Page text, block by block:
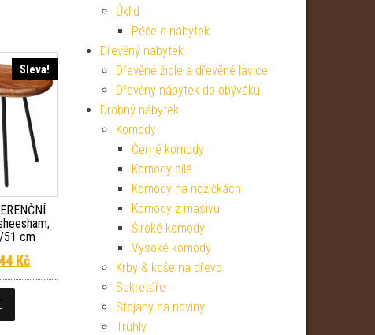
Sleva!
51 cm
cena byla: 3 699 Kč.
KčAktuální cena je: 3 144 Kč.
Úklid
Péče o nábytek
Dřevěný nábytek
Dřevěné židle a dřevěné lavice
Dřevěný nábytek do obýváku
Drobný nábytek
Komody
Černé komody
Komody bílé
Komody na nožičkách
Komody z masivu
Široké komody
Vysoké komody
Krby & koše na dřevo
Sekretáře
Stojany na noviny
Truhly